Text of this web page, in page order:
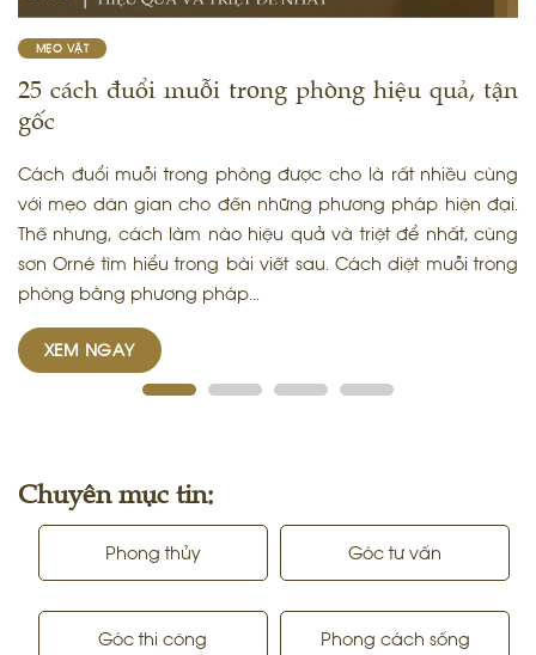
MẸO VẶT
25 cách đuổi muỗi trong phòng hiệu quả, tận
gốc
Cách đuổi muỗi trong phòng được cho là rất nhiều cùng
với mẹo dân gian cho đến những phương pháp hiện đại.
Thế nhưng, cách làm nào hiệu quả và triệt để nhất, cùng
sơn Orné tìm hiểu trong bài viết sau. Cách diệt muỗi trong
phòng bằng phương pháp...
XEM NGAY
Chuyên mục tin:
Phong thủy Góc tư vấn
Góc thi công Phong cách sống